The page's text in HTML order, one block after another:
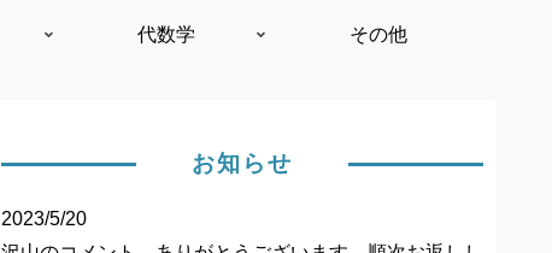
代数学 その他
お知らせ
2023/5/20